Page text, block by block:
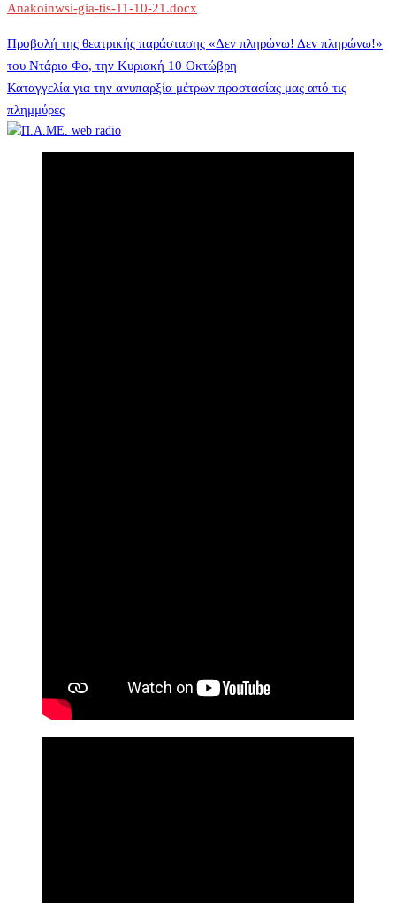
Anakoinwsi-gia-tis-11-10-21.docx
Πλοήγηση
άρθρων
Προβολή της θεατρικής παράστασης «Δεν πληρώνω! Δεν πληρώνω!»
του Ντάριο Φο, την Κυριακή 10 Οκτώβρη
Καταγγελία για την ανυπαρξία μέτρων προστασίας μας από τις
πλημμύρες